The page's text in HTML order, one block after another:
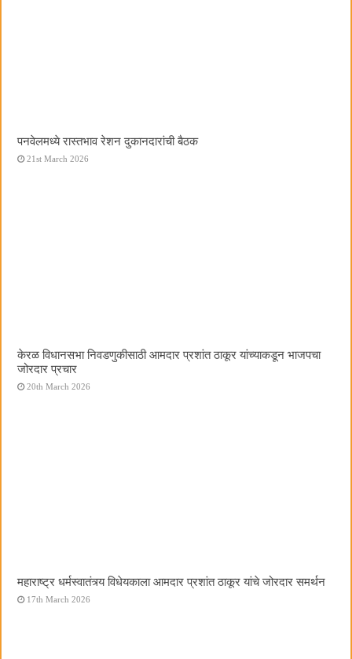
पनवेलमध्ये रास्तभाव रेशन दुकानदारांची बैठक
21st March 2026
केरळ विधानसभा निवडणुकीसाठी आमदार प्रशांत ठाकूर यांच्याकडून भाजपचा
जोरदार प्रचार
20th March 2026
महाराष्ट्र धर्मस्वातंत्र्य विधेयकाला आमदार प्रशांत ठाकूर यांचे जोरदार समर्थन
17th March 2026